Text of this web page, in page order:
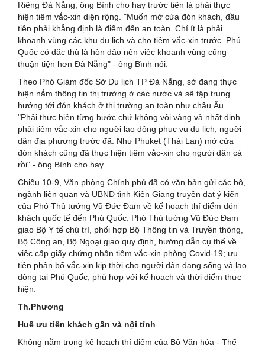
Riêng Đà Nẵng, ông Bình cho hay trước tiên là phải thực
hiện tiêm vắc-xin diện rộng. "Muốn mở cửa đón khách, đầu
tiên phải khẳng định là điểm đến an toàn. Chí ít là phải
khoanh vùng các khu du lịch và cho tiêm vắc-xin trước. Phú
Quốc có đặc thù là hòn đảo nên việc khoanh vùng cũng
thuận tiện hơn Đà Nẵng" - ông Bình nói.
Theo Phó Giám đốc Sở Du lịch TP Đà Nẵng, sở đang thực
hiện nắm thông tin thị trường ở các nước và sẽ tập trung
hướng tới đón khách ở thị trường an toàn như châu Âu.
"Phải thực hiện từng bước chứ không vội vàng và nhất định
phải tiêm vắc-xin cho người lao động phục vụ du lịch, người
dân địa phương trước đã. Như Phuket (Thái Lan) mở cửa
đón khách cũng đã thực hiện tiêm vắc-xin cho người dân cả
rồi" - ông Bình cho hay.
Chiều 10-9, Văn phòng Chính phủ đã có văn bản gửi các bộ,
ngành liên quan và UBND tỉnh Kiên Giang truyền đạt ý kiến
của Phó Thủ tướng Vũ Đức Đam về kế hoạch thí điểm đón
khách quốc tế đến Phú Quốc. Phó Thủ tướng Vũ Đức Đam
giao Bộ Y tế chủ trì, phối hợp Bộ Thông tin và Truyền thông,
Bộ Công an, Bộ Ngoại giao quy định, hướng dẫn cụ thể về
việc cấp giấy chứng nhận tiêm vắc-xin phòng Covid-19; ưu
tiên phân bổ vắc-xin kịp thời cho người dân đang sống và lao
động tại Phú Quốc, phù hợp với kế hoạch và thời điểm thực
hiện.
Th.Phương
Huế ưu tiên khách gần và nội tỉnh
Không nằm trong kế hoạch thí điểm của Bộ Văn hóa - Thể